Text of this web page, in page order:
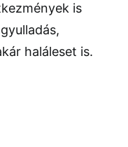
is
haláleset is.